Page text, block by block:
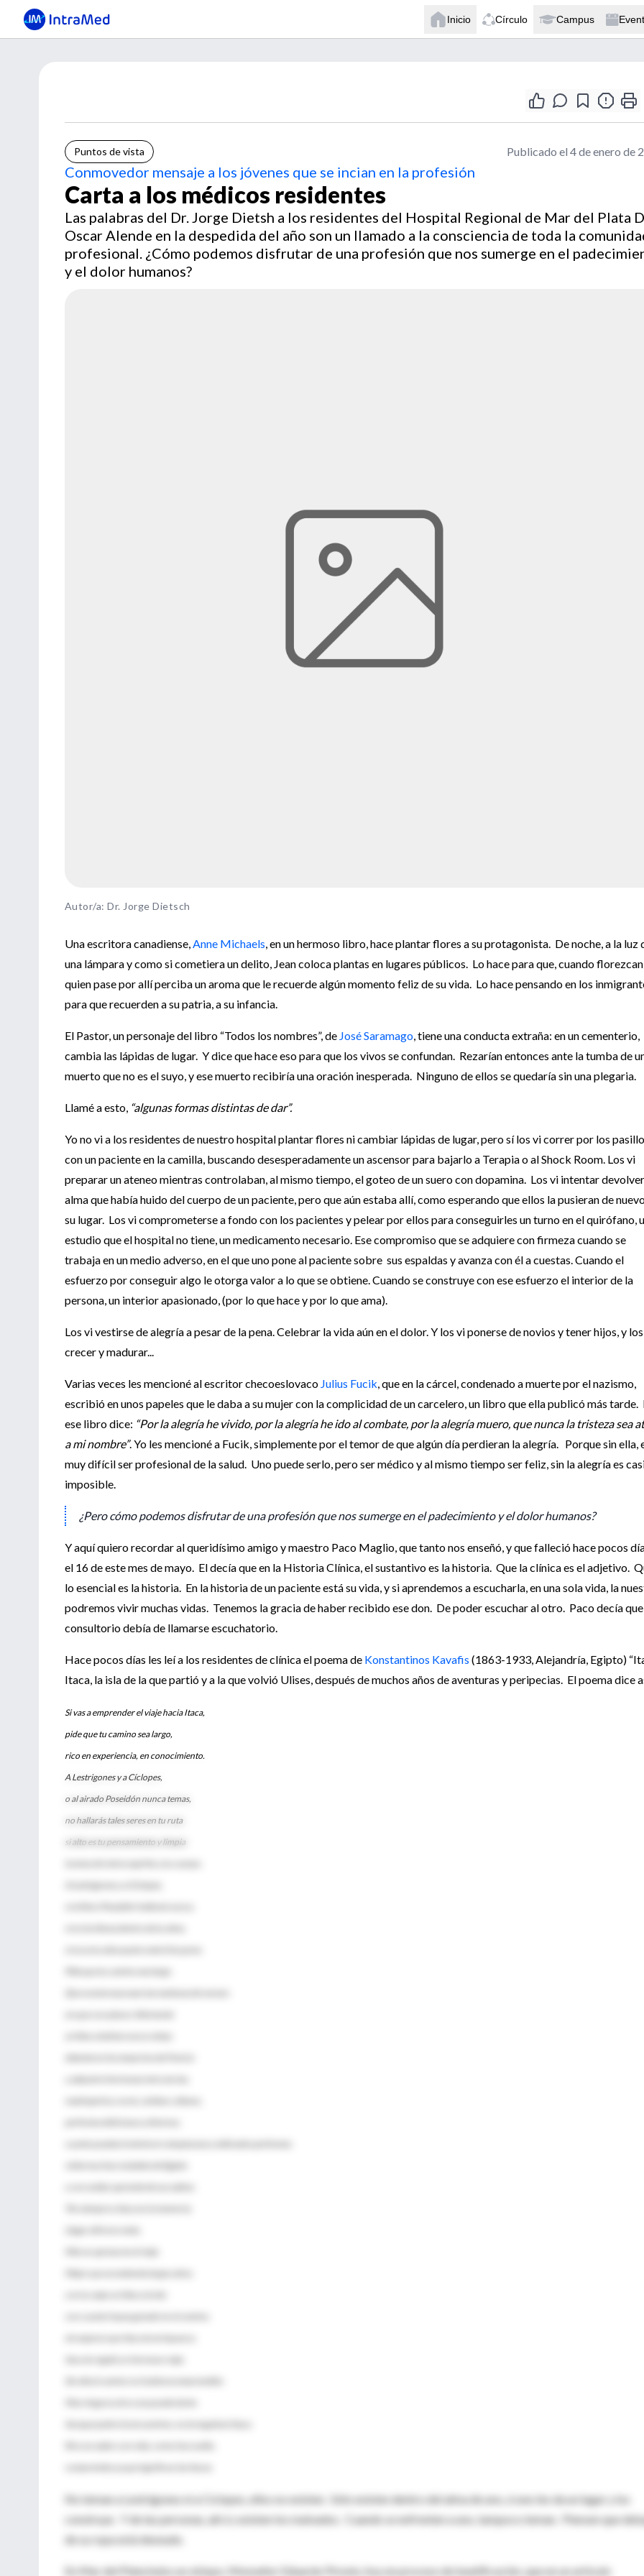
Inicio Círculo Campus
Puntos de vista Publicado el 4 de enero de
Conmovedor mensaje a los jóvenes que se incian en la profesión
Carta a los médicos residentes
Las palabras del Dr. Jorge Dietsh a los residentes del Hospital Regional de Mar del Plata
Oscar Alende en la despedida del año son un llamado a la consciencia de toda la
profesional. ¿Cómo podemos disfrutar de una profesión que nos sumerge en el
y el dolor humanos?
Autor/a: Dr. Jorge Dietsch
Una escritora canadiense, Anne Michaels , en un hermoso libro, hace plantar flores a su protagonista. De noche, a la luz
una lámpara y como si cometiera un delito, Jean coloca plantas en lugares públicos. Lo hace para que, cuando
quien pase por allí perciba un aroma que le recuerde algún momento feliz de su vida. Lo hace pensando en los
para que recuerden a su patria, a su infancia.
El Pastor, un personaje del libro “Todos los nombres”, de José Saramago , tiene una conducta extraña: en un cementerio,
cambia las lápidas de lugar. Y dice que hace eso para que los vivos se confundan. Rezarían entonces ante la tumba de
muerto que no es el suyo, y ese muerto recibiría una oración inesperada. Ninguno de ellos se quedaría sin una plegaria.
Llamé a esto, “algunas formas distintas de dar”.
Yo no vi a los residentes de nuestro hospital plantar flores ni cambiar lápidas de lugar, pero sí los vi correr por los
con un paciente en la camilla, buscando desesperadamente un ascensor para bajarlo a Terapia o al Shock Room. Los vi
preparar un ateneo mientras controlaban, al mismo tiempo, el goteo de un suero con dopamina. Los vi intentar
alma que había huido del cuerpo de un paciente, pero que aún estaba allí, como esperando que ellos la pusieran de
su lugar. Los vi comprometerse a fondo con los pacientes y pelear por ellos para conseguirles un turno en el quirófano,
estudio que el hospital no tiene, un medicamento necesario. Ese compromiso que se adquiere con firmeza cuando se
trabaja en un medio adverso, en el que uno pone al paciente sobre sus espaldas y avanza con él a cuestas. Cuando el
esfuerzo por conseguir algo le otorga valor a lo que se obtiene. Cuando se construye con ese esfuerzo el interior de la
persona, un interior apasionado, (por lo que hace y por lo que ama).
Los vi vestirse de alegría a pesar de la pena. Celebrar la vida aún en el dolor. Y los vi ponerse de novios y tener hijos, y
crecer y madurar...
Varias veces les mencioné al escritor checoeslovaco Julius Fucik , que en la cárcel, condenado a muerte por el nazismo,
escribió en unos papeles que le daba a su mujer con la complicidad de un carcelero, un libro que ella publicó más tarde.
ese libro dice: “Por la alegría he vivido, por la alegría he ido al combate, por la alegría muero, que nunca la tristeza sea
a mi nombre”. Yo les mencioné a Fucik, simplemente por el temor de que algún día perdieran la alegría. Porque sin ella,
muy difícil ser profesional de la salud. Uno puede serlo, pero ser médico y al mismo tiempo ser feliz, sin la alegría es
imposible.
¿Pero cómo podemos disfrutar de una profesión que nos sumerge en el padecimiento y el dolor humanos?
Y aquí quiero recordar al queridísimo amigo y maestro Paco Maglio, que tanto nos enseñó, y que falleció hace pocos
el 16 de este mes de mayo. El decía que en la Historia Clínica, el sustantivo es la historia. Que la clínica es el adjetivo.
lo esencial es la historia. En la historia de un paciente está su vida, y si aprendemos a escucharla, en una sola vida, la
podremos vivir muchas vidas. Tenemos la gracia de haber recibido ese don. De poder escuchar al otro. Paco decía
consultorio debía de llamarse escuchatorio.
Hace pocos días les leí a los residentes de clínica el poema de Konstantinos Kavafis (1863-1933, Alejandría, Egipto)
Itaca, la isla de la que partió y a la que volvió Ulises, después de muchos años de aventuras y peripecias. El poema dice
Si vas a emprender el viaje hacia Itaca,
pide que tu camino sea largo,
rico en experiencia, en conocimiento.
A Lestrigones y a Cíclopes,
o al airado Poseidón nunca temas,
no hallarás tales seres en tu ruta
si alto es tu pensamiento y limpia
No teman a Lestrigones ni a Cíclopes, ellos no existen. Sólo existen dentro del alma de uno, si uno les da un lugar y los
construye. Y de las personas, ahí sí, existen los malvados. Cuando se enfrenten a uno, tampoco teman. Piensen que
de su ropa está desnudo.
En Mar del Plata hubo un obispo, Monseñor Eduardo Pironio, hoy en proceso de beatificación, que en un artículo